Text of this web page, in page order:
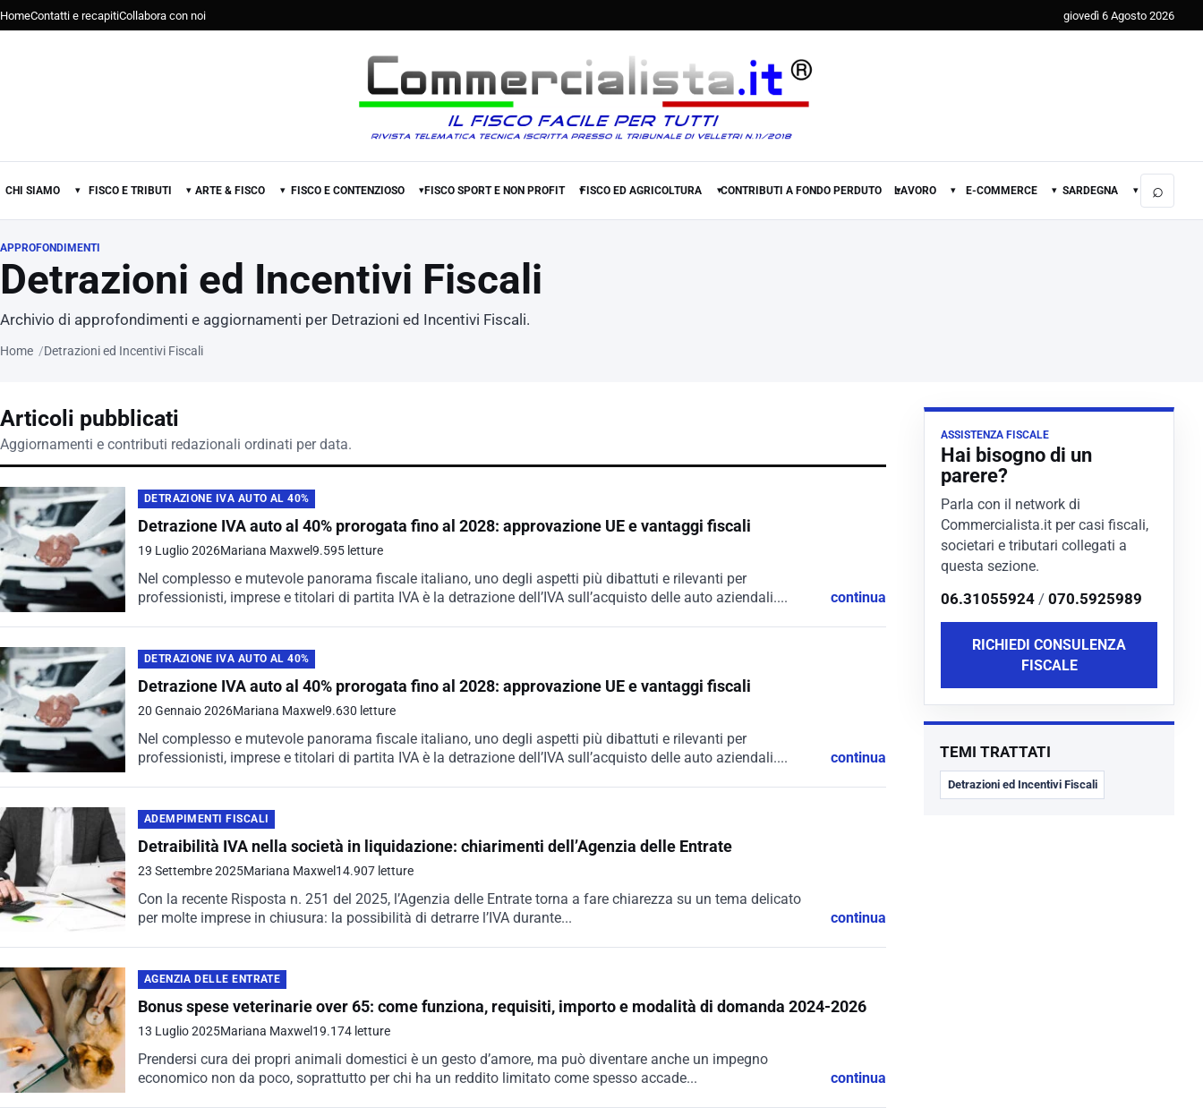
HomeContatti e recapitiCollabora con noi giovedì 6 Agosto 2026
CHI SIAMO ▾ FISCO E TRIBUTI ▾ ARTE & FISCO ▾ FISCO E CONTENZIOSO ▾FISCO SPORT E NON PROFIT ▾
FISCO ED AGRICOLTURA ▾CONTRIBUTI A FONDO PERDUTO ▾
LAVORO ▾ E-COMMERCE ▾ SARDEGNA ▾ ⌕
APPROFONDIMENTI
Detrazioni ed Incentivi Fiscali
Archivio di approfondimenti e aggiornamenti per Detrazioni ed Incentivi Fiscali.
Home Detrazioni ed Incentivi Fiscali
Articoli pubblicati
Aggiornamenti e contributi redazionali ordinati per data.
DETRAZIONE IVA AUTO AL 40%
Detrazione IVA auto al 40% prorogata fino al 2028: approvazione UE e vantaggi fiscali
19 Luglio 2026Mariana Maxwel9.595 letture
Nel complesso e mutevole panorama fiscale italiano, uno degli aspetti più dibattuti e rilevanti per
professionisti, imprese e titolari di partita IVA è la detrazione dell’IVA sull’acquisto delle auto aziendali....
continua
DETRAZIONE IVA AUTO AL 40%
Detrazione IVA auto al 40% prorogata fino al 2028: approvazione UE e vantaggi fiscali
20 Gennaio 2026Mariana Maxwel9.630 letture
Nel complesso e mutevole panorama fiscale italiano, uno degli aspetti più dibattuti e rilevanti per
professionisti, imprese e titolari di partita IVA è la detrazione dell’IVA sull’acquisto delle auto aziendali....
continua
ADEMPIMENTI FISCALI
Detraibilità IVA nella società in liquidazione: chiarimenti dell’Agenzia delle Entrate
23 Settembre 2025Mariana Maxwel14.907 letture
Con la recente Risposta n. 251 del 2025, l’Agenzia delle Entrate torna a fare chiarezza su un tema delicato
per molte imprese in chiusura: la possibilità di detrarre l’IVA durante...
continua
AGENZIA DELLE ENTRATE
Bonus spese veterinarie over 65: come funziona, requisiti, importo e modalità di domanda 2024-2026
13 Luglio 2025Mariana Maxwel19.174 letture
Prendersi cura dei propri animali domestici è un gesto d’amore, ma può diventare anche un impegno
economico non da poco, soprattutto per chi ha un reddito limitato come spesso accade...
continua
ASSISTENZA FISCALE
Hai bisogno di un
parere?
Parla con il network di
Commercialista.it per casi fiscali,
societari e tributari collegati a
questa sezione.
06.31055924 / 070.5925989
RICHIEDI CONSULENZA
FISCALE
TEMI TRATTATI
Detrazioni ed Incentivi Fiscali